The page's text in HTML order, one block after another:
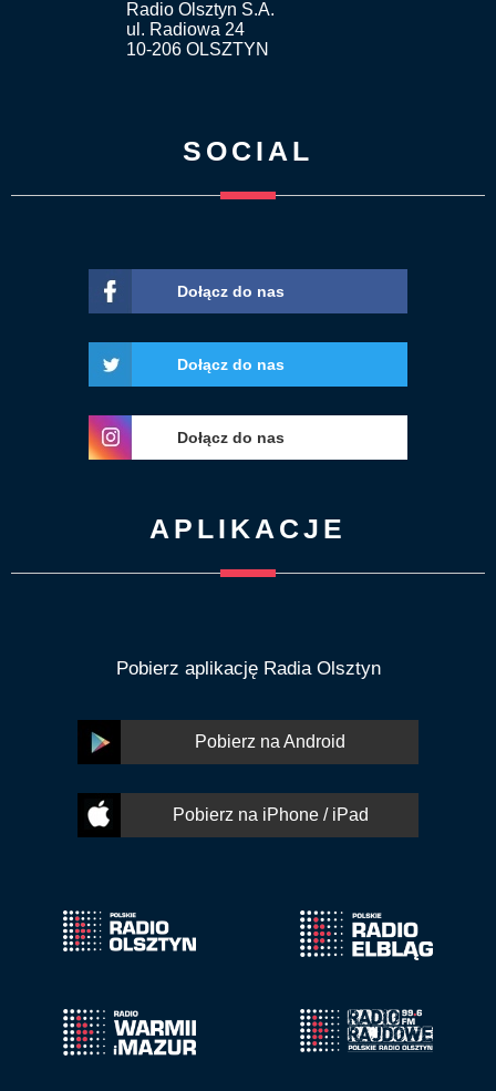
Radio Olsztyn S.A.
ul. Radiowa 24
10-206 OLSZTYN
SOCIAL
Dołącz do nas
Dołącz do nas
Dołącz do nas
APLIKACJE
Pobierz aplikację Radia Olsztyn
Pobierz na Android
Pobierz na iPhone / iPad